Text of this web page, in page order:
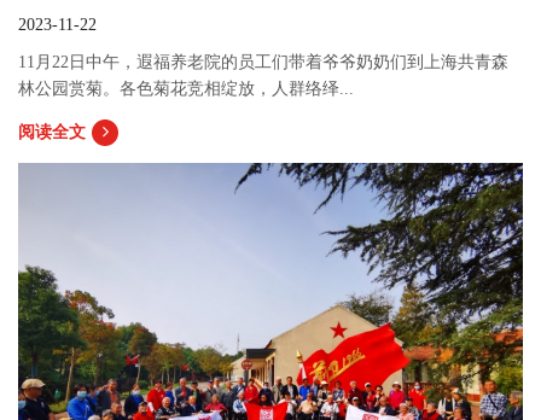
2023-11-22
11月22日中午，遐福养老院的员工们带着爷爷奶奶们到上海共青森
林公园赏菊。各色菊花竞相绽放，人群络绎...
阅读全文